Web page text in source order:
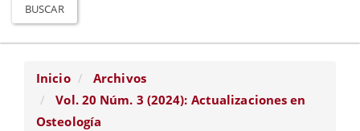
BUSCAR
Inicio
Archivos
Vol. 20 Núm. 3 (2024): Actualizaciones en
Osteología